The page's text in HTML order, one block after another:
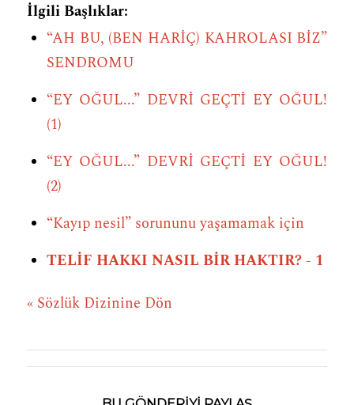
İlgili Başlıklar:
“AH BU, (BEN HARİÇ) KAHROLASI BİZ”
SENDROMU
“EY OĞUL...” DEVRİ GEÇTİ EY OĞUL!
(1)
“EY OĞUL...” DEVRİ GEÇTİ EY OĞUL!
(2)
“Kayıp nesil” sorununu yaşamamak için
TELİF HAKKI NASIL BİR HAKTIR? - 1
« Sözlük Dizinine Dön